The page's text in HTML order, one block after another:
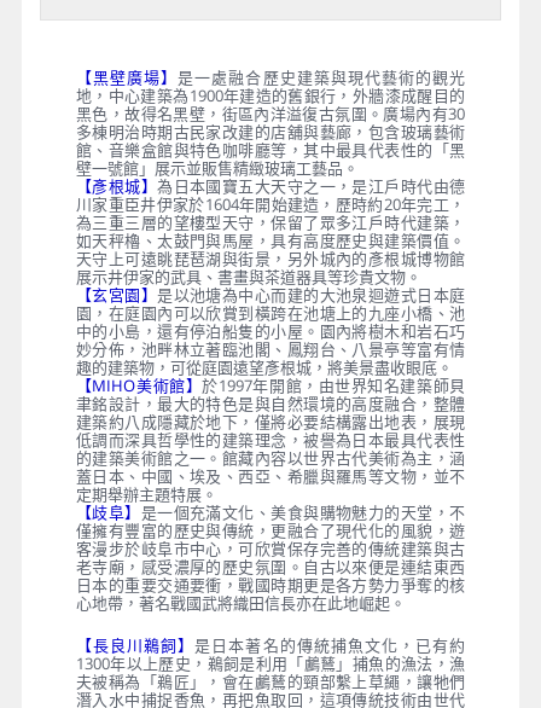
【黑壁廣場】是一處融合歷史建築與現代藝術的觀光
地，中心建築為1900年建造的舊銀行，外牆漆成醒目的
黑色，故得名黑壁，街區內洋溢復古氛圍。廣場內有30
多棟明治時期古民家改建的店舖與藝廊，包含玻璃藝術
館、音樂盒館與特色咖啡廳等，其中最具代表性的「黑
壁一號館」展示並販售精緻玻璃工藝品。
【彥根城】為日本國寶五大天守之一，是江戶時代由德
川家重臣井伊家於1604年開始建造，歷時約20年完工，
為三重三層的望樓型天守，保留了眾多江戶時代建築，
如天秤櫓、太鼓門與馬屋，具有高度歷史與建築價值。
天守上可遠眺琵琶湖與街景，另外城內的彥根城博物館
展示井伊家的武具、書畫與茶道器具等珍貴文物。
【玄宮園】是以池塘為中心而建的大池泉迴遊式日本庭
園，在庭園內可以欣賞到橫跨在池塘上的九座小橋、池
中的小島，還有停泊船隻的小屋。園內將樹木和岩石巧
妙分佈，池畔林立著臨池閣、鳳翔台、八景亭等富有情
趣的建築物，可從庭園遠望彥根城，將美景盡收眼底。
【MIHO美術館】於1997年開館，由世界知名建築師貝
聿銘設計，最大的特色是與自然環境的高度融合，整體
建築約八成隱藏於地下，僅將必要結構露出地表，展現
低調而深具哲學性的建築理念，被譽為日本最具代表性
的建築美術館之一。館藏內容以世界古代美術為主，涵
蓋日本、中國、埃及、西亞、希臘與羅馬等文物，並不
定期舉辦主題特展。
【歧阜】 是一個充滿文化、美食與購物魅力的天堂，不
僅擁有豐富的歷史與傳統，更融合了現代化的風貌，遊
客漫步於岐阜市中心，可欣賞保存完善的傳統建築與古
老寺廟，感受濃厚的歷史氛圍。自古以來便是連結東西
日本的重要交通要衝，戰國時期更是各方勢力爭奪的核
心地帶，著名戰國武將織田信長亦在此地崛起。
【長良川鵜飼】是日本著名的傳統捕魚文化，已有約
1300年以上歷史，鵜飼是利用「鸕鶿」捕魚的漁法，漁
夫被稱為「鵜匠」，會在鸕鶿的頸部繫上草繩，讓牠們
潛入水中捕捉香魚，再把魚取回，這項傳統技術由世代